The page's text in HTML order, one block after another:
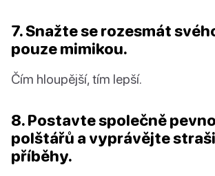
7. Snažte se rozesmát
pouze mimikou.
Čím hloupější, tím lepší.
8. Postavte společně
polštářů a vyprávějte
příběhy.